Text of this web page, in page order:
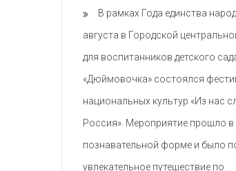
В рамках Года единства
августа в Городской
для воспитанников детского
«Дюймовочка» состоялся
национальных культур «Из нас
Россия». Мероприятие прошло в
познавательной форме и было
увлекательное путешествие по